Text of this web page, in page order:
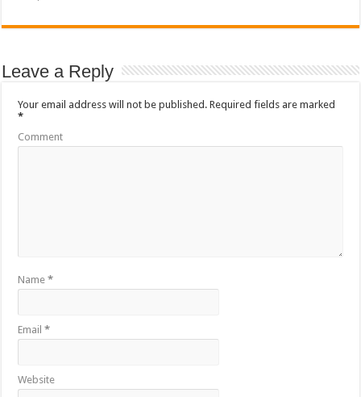
Leave a Reply
Your email address will not be published. Required fields are marked
*
Comment
Name*
Email*
Website